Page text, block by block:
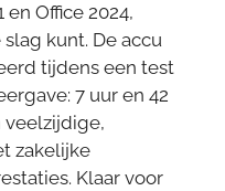
Office 2024,
kunt. De accu
tijdens een test
7 uur en 42
veelzijdige,
zakelijke
Klaar voor